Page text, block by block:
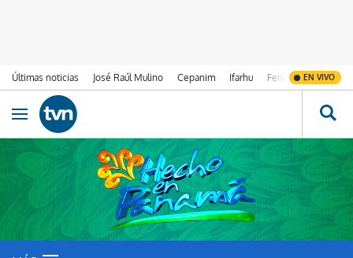
Últimas noticias José Raúl Mulino Cepanim Ifarhu Fenómeno de El
EN VIVO
Ir al contenido
Obrir navegació
Trajes Típicos